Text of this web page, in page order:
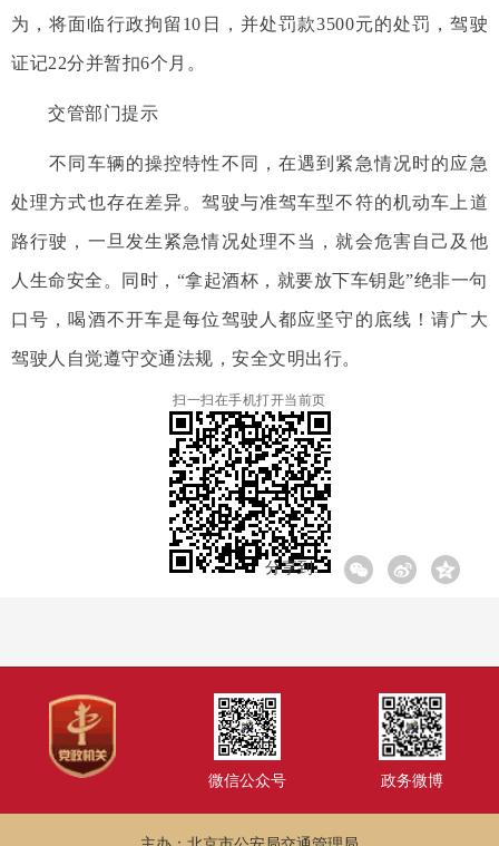
为，将面临行政拘留10日，并处罚款3500元的处罚，驾驶
证记22分并暂扣6个月。
交管部门提示
不同车辆的操控特性不同，在遇到紧急情况时的应急
处理方式也存在差异。驾驶与准驾车型不符的机动车上道
路行驶，一旦发生紧急情况处理不当，就会危害自己及他
人生命安全。同时，“拿起酒杯，就要放下车钥匙”绝非一句
口号，喝酒不开车是每位驾驶人都应坚守的底线！请广大
驾驶人自觉遵守交通法规，安全文明出行。
扫一扫在手机打开当前页
分享到:
微信公众号 政务微博